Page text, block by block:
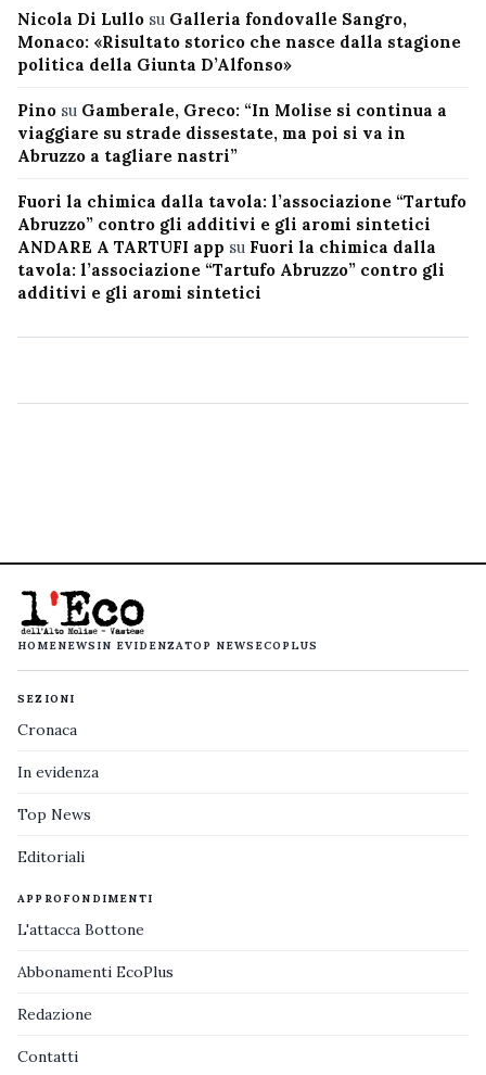
Nicola Di Lullo su Galleria fondovalle Sangro,
Monaco: «Risultato storico che nasce dalla stagione
politica della Giunta D’Alfonso»
Pino su Gamberale, Greco: “In Molise si continua a
viaggiare su strade dissestate, ma poi si va in
Abruzzo a tagliare nastri”
Fuori la chimica dalla tavola: l’associazione “Tartufo
Abruzzo” contro gli additivi e gli aromi sintetici
ANDARE A TARTUFI app su Fuori la chimica dalla
tavola: l’associazione “Tartufo Abruzzo” contro gli
additivi e gli aromi sintetici
HOMENEWS IN EVIDENZATOP NEWS ECOPLUS
SEZIONI
Cronaca
In evidenza
Top News
Editoriali
APPROFONDIMENTI
L'attacca Bottone
Abbonamenti EcoPlus
Redazione
Contatti